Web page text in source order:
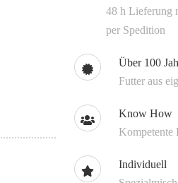
48 h Lieferung
per Spedition
Über 100
Futter aus
Know How
Kompetente
Individuell